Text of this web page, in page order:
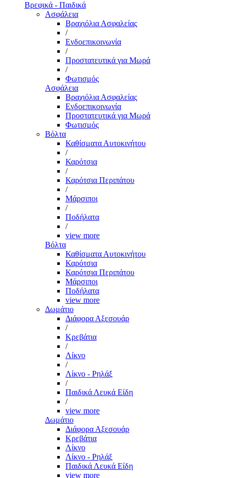
Βρεφικά - Παιδικά
Ασφάλεια
Βραχιόλια Ασφαλείας
/
Ενδοεπικοινωνία
/
Προστατευτικά για Μωρά
/
Φωτισμός
Ασφάλεια
Βραχιόλια Ασφαλείας
Ενδοεπικοινωνία
Προστατευτικά για Μωρά
Φωτισμός
Βόλτα
Καθίσματα Αυτοκινήτου
/
Καρότσια
/
Καρότσια Περιπάτου
/
Μάρσιποι
/
Ποδήλατα
/
view more
Βόλτα
Καθίσματα Αυτοκινήτου
Καρότσια
Καρότσια Περιπάτου
Μάρσιποι
Ποδήλατα
view more
Δωμάτιο
Διάφορα Αξεσουάρ
/
Κρεβάτια
/
Λίκνο
/
Λίκνο - Ρηλάξ
/
Παιδικά Λευκά Είδη
/
view more
Δωμάτιο
Διάφορα Αξεσουάρ
Κρεβάτια
Λίκνο
Λίκνο - Ρηλάξ
Παιδικά Λευκά Είδη
view more